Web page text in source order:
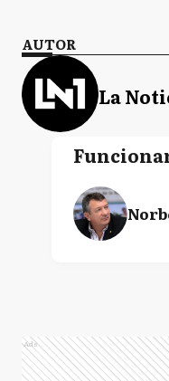
AUTOR
La
Ads